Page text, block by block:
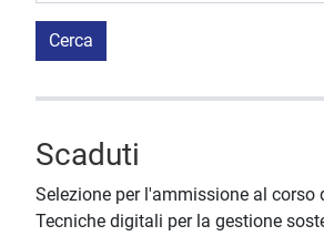
Cerca
Scaduti
Selezione per l'ammissione al corso
Tecniche digitali per la gestione